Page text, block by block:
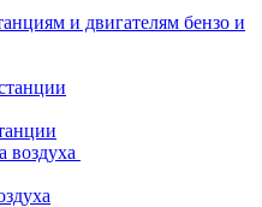
и двигателям бензо и
воздуха